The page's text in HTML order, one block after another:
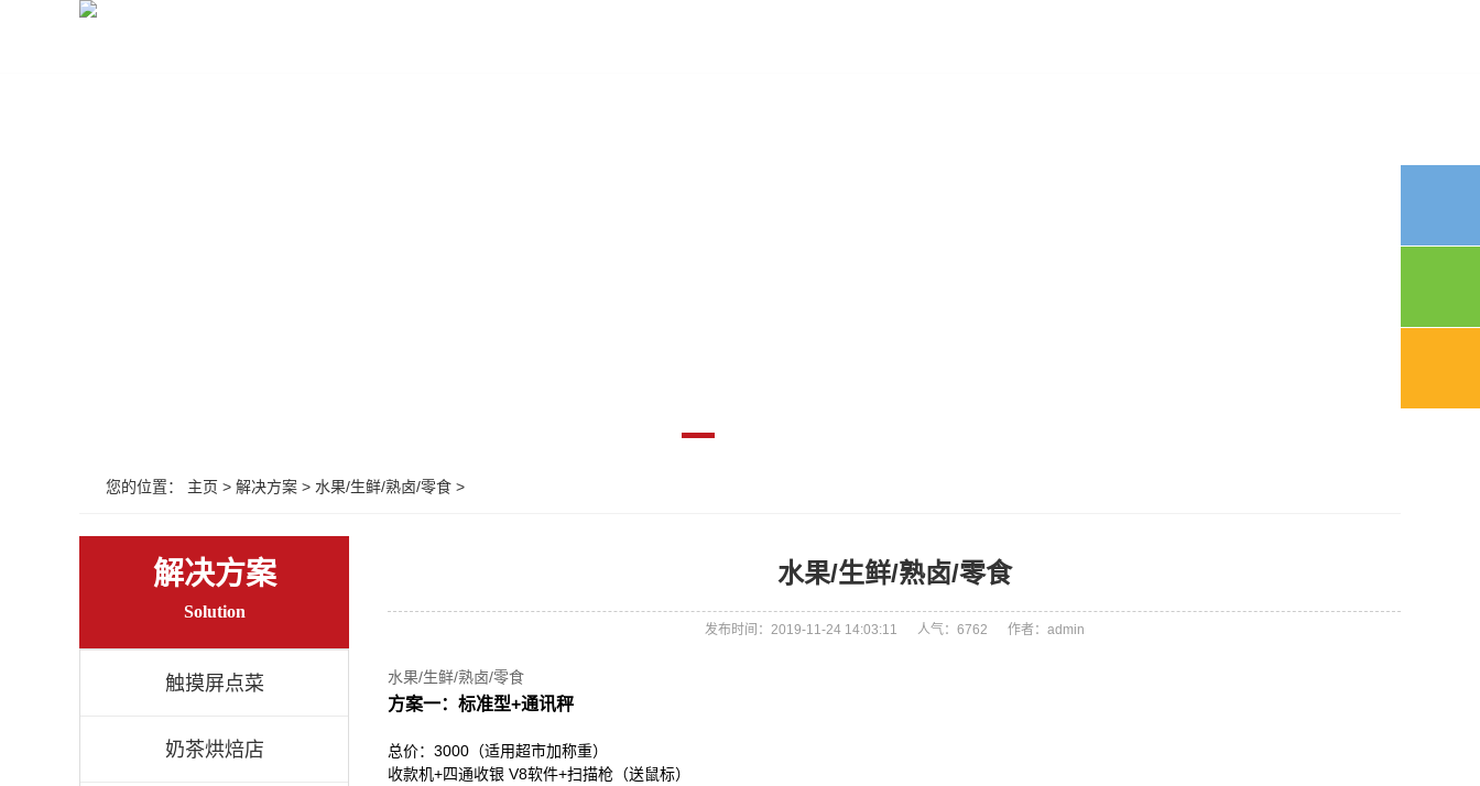
您的位置： 主页 > 解决方案 > 水果/生鲜/熟卤/零食 >
解决方案
Solution
触摸屏点菜
奶茶烘焙店
水果/生鲜/熟卤/零食
发布时间：2019-11-24 14:03:11 人气：6762 作者：admin
水果/生鲜/熟卤/零食
方案一：标准型+通讯秤
总价：3000（适用超市加称重）
收款机+四通收银 V8软件+扫描枪（送鼠标）